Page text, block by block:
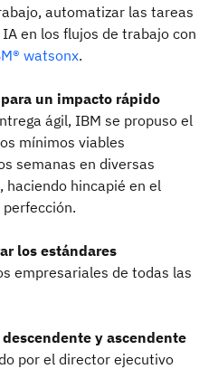
automatizar las tareas
en los flujos de trabajo con
watsonx.
un impacto rápido
ágil, IBM se propuso el
mínimos viables
semanas en diversas
hincapié en el
los estándares
empresariales de todas las
y ascendente
por el director ejecutivo